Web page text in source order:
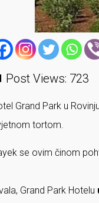
Post Views: 723
Grand Park u
tortom.
se ovim činom
Grand Park Hotelu